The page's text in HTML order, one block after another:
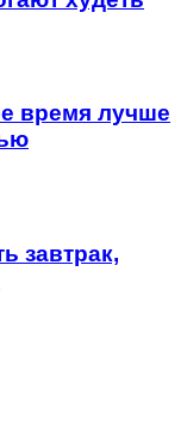
время лучше
завтрак,